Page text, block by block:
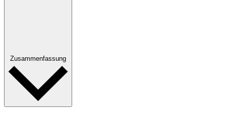
Zusammenfassung